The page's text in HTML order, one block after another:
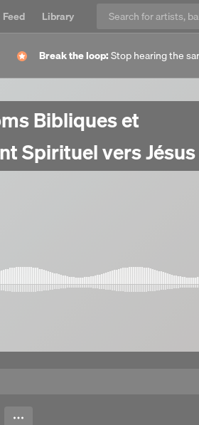
Feed
Library
Break the loop:Stop hearing the
Bibliques et
Spirituel vers Jésus